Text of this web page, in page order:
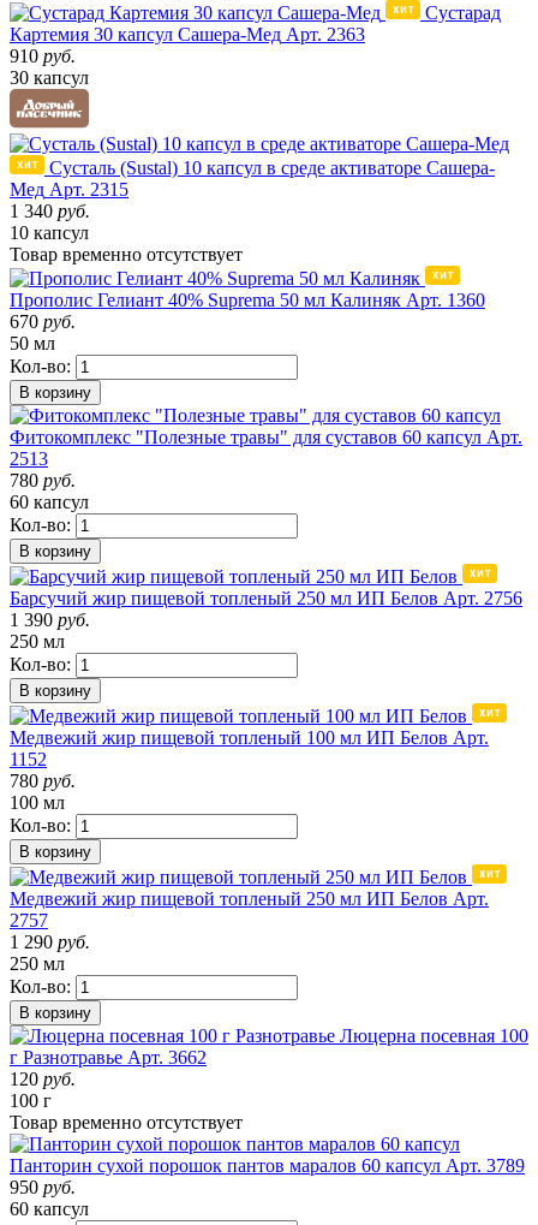
Сустарад
Картемия 30 капсул Сашера-Мед Арт. 2363
910 руб.
30 капсул
Сусталь (Sustal) 10 капсул в среде активаторе Сашера-
Мед Арт. 2315
1 340 руб.
10 капсул
Товар временно отсутствует
Прополис Гелиант 40% Suprema 50 мл Калиняк Арт. 1360
670 руб.
50 мл
Кол-во:
В корзину
Фитокомплекс "Полезные травы" для суставов 60 капсул Арт.
2513
780 руб.
60 капсул
Кол-во:
В корзину
Барсучий жир пищевой топленый 250 мл ИП Белов Арт. 2756
1 390 руб.
250 мл
Кол-во:
В корзину
Медвежий жир пищевой топленый 100 мл ИП Белов Арт.
1152
780 руб.
100 мл
Кол-во:
В корзину
Медвежий жир пищевой топленый 250 мл ИП Белов Арт.
2757
1 290 руб.
250 мл
Кол-во:
В корзину
Люцерна посевная 100
г Разнотравье Арт. 3662
120 руб.
100 г
Товар временно отсутствует
Панторин сухой порошок пантов маралов 60 капсул Арт. 3789
950 руб.
60 капсул